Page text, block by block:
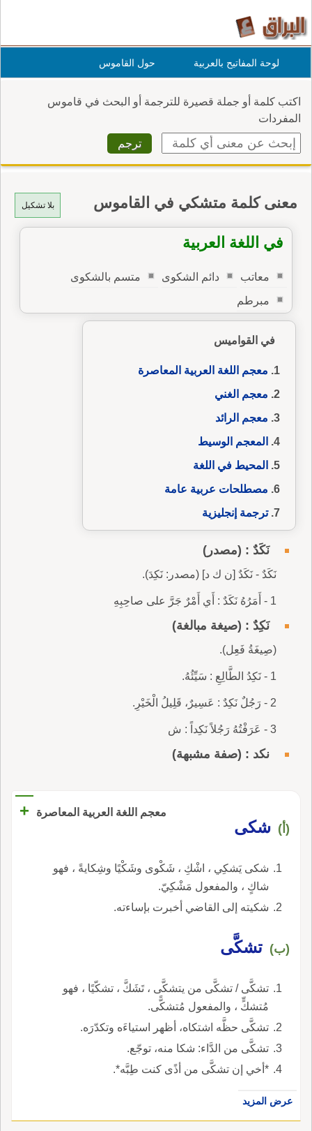
لوحة المفاتيح بالعربية حول القاموس
اكتب كلمة أو جملة قصيرة للترجمة أو البحث في قاموس
المفردات
بلا تشكيل معنى كلمة متشكي في القاموس
في اللغة العربية
معاتب دائم الشكوى
متسم بالشكوى
مبرطم
في القواميس
معجم اللغة العربية المعاصرة
معجم الغني
معجم الرائد
المعجم الوسيط
المحيط في اللغة
مصطلحات عربية عامة
ترجمة إنجليزية
نَكَدٌ : (مصدر)
نَكَدٌ - نَكَدٌ [ن ك د] (مصدر: نَكِدَ).
1 - أَمَرُهُ نَكَدٌ : أَي أَمْرٌ جَرَّ على صاحِبِهِ
نَكِدٌ : (صيغة مبالغة)
(صِيغَةُ فَعِل).
1 - نَكِدُ الطَّالِعِ : سَيِّئُهُ.
2 - رَجُلٌ نَكِدٌ : عَسِيرٌ، قَلِيلُ الْخَيْرِ.
3 - عَرَفْتُهُ رَجُلاً نَكِداً : ش
نكد : (صفة مشبهة)
معجم اللغة العربية المعاصرة +
(أ) شكى
شكى يَشكِي ، اشْكِ ، شَكْوى وشَكْيًا وشِكايةً ، فهو
شاكٍ ، والمفعول مَشْكِيّ.
شكيته إلى القاضي أخبرت بإساءته.
(ب) تشكَّى
تشكَّى / تشكَّى من يتشكَّى ، تَشَكَّ ، تشكّيًا ، فهو
مُتشكٍّ ، والمفعول مُتشكًّى.
تشكَّى حظَّه اشتكاه، أظهر استياءَه وتكدّرَه.
تشكَّى من الدَّاء: شكا منه، توجّع.
*أخي إن تشكَّى من أذًى كنت طِبَّه*.
عرض المزيد